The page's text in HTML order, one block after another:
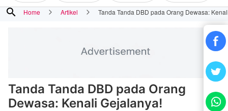
search Home Artikel Tanda Tanda DBD pada Orang Dewasa:
Tanda Tanda DBD pada Orang
Dewasa: Kenali Gejalanya!